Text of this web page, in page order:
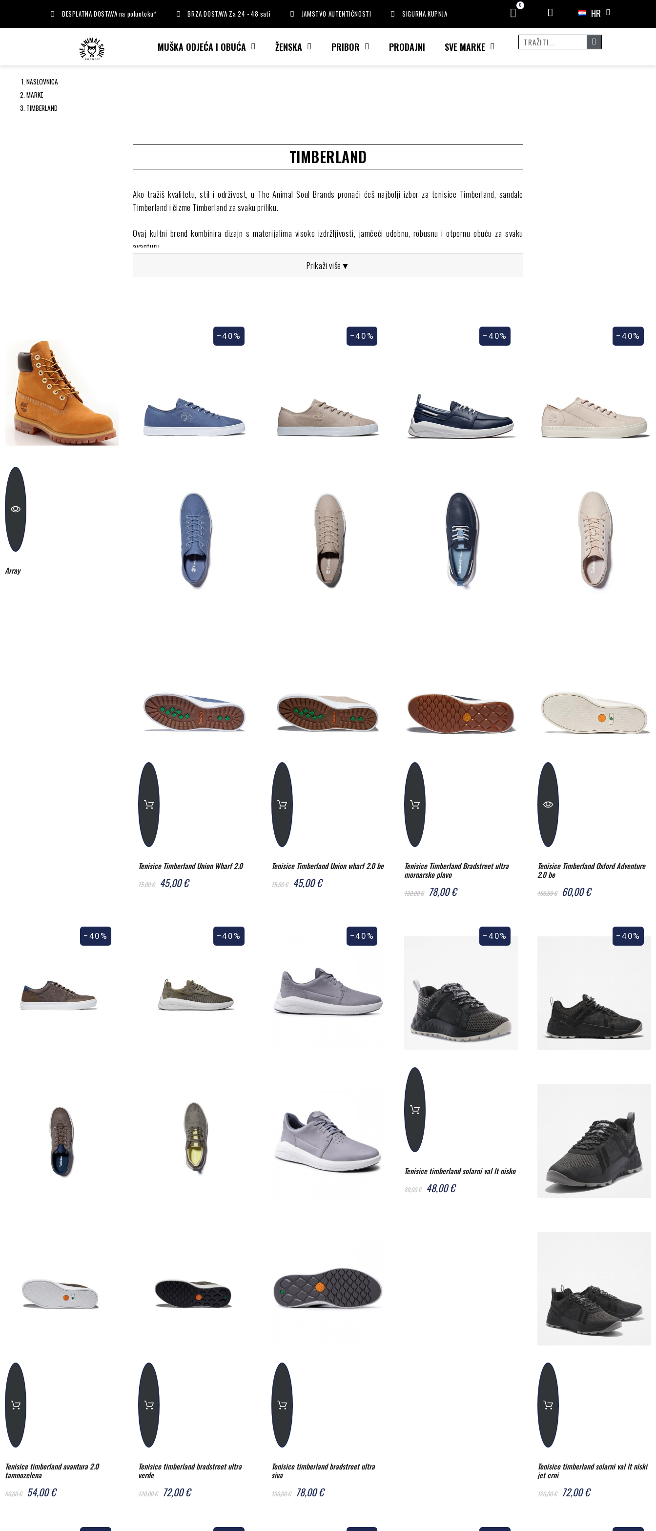
BESPLATNA DOSTAVA na poluotoku* BRZA DOSTAVA Za 24 - 48 sati JAMSTVO AUTENTIČNOSTI SIGURNA KUPNJA HR
MUŠKA ODJEĆA I OBUĆA ŽENSKA PRIBOR PRODAJNI SVE MARKE
NASLOVNICA
MARKE
TIMBERLAND
TIMBERLAND
Ako tražiš kvalitetu, stil i održivost, u The Animal Soul Brands pronaći ćeš najbolji izbor za tenisice Timberland, sandale
Timberland i čizme Timberland za svaku priliku.
Ovaj kultni brend kombinira dizajn s materijalima visoke izdržljivosti, jamčeći udobnu, robusnu i otpornu obuću za svaku
avanturu.
Za one koji traže Timberland čizme muškarci koje nude funkcionalnost i dašak mode, nudimo i klasične i moderne modele,
Zašto kupiti svoje tenisice, sandale i čizme Timberland u The Animal Soul
Uz to, predani smo održivosti i biramo brendove poput Timberlanda, koji koriste odgovorne procese i materijale s manjim
utjecajem na okoliš.
Otkrij u The Animal Soul Brands udobno, sigurno i ekološki odgovorno iskustvo kupovine uz najbolji izbor Timberlanda.
Prikaži više ▼
Array
Tenisice Timberland Union Wharf 2.0
75,00 € 45,00 €
−40%
Tenisice Timberland Union wharf 2.0 be
75,00 € 45,00 €
−40%
Tenisice Timberland Bradstreet ultra
mornarsko plavo
130,00 € 78,00 €
−40%
Tenisice Timberland Oxford Adventure
2.0 be
100,00 € 60,00 €
−40%
Tenisice timberland avantura 2.0
tamnozelena
90,00 € 54,00 €
−40%
Tenisice timberland bradstreet ultra
verde
120,00 € 72,00 €
−40%
Tenisice timberland bradstreet ultra
siva
130,00 € 78,00 €
−40%
Tenisice timberland solarni val lt nisko
80,00 € 48,00 €
−40%
Tenisice timberland solarni val lt niski
jet crni
120,00 € 72,00 €
−40%